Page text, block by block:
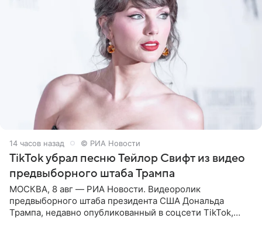
14 часов назад © РИА Новости
TikTok убрал песню Тейлор Свифт из видео
предвыборного штаба Трампа
МОСКВА, 8 авг — РИА Новости. Видеоролик
предвыборного штаба президента США Дональда
Трампа, недавно опубликованный в соцсети TikTok,